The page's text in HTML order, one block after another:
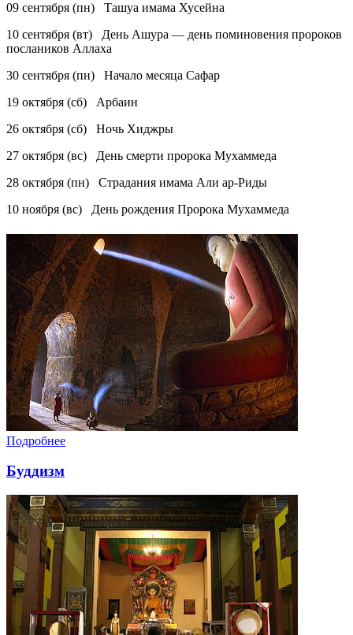
09 сентября (пн) Ташуа имама Хусейна
10 сентября (вт) День Ашура — день поминовения пророков
послаников Аллаха
30 сентября (пн) Начало месяца Сафар
19 октября (сб) Арбаин
26 октября (сб) Ночь Хиджры
27 октября (вс) День смерти пророка Мухаммеда
28 октября (пн) Страдания имама Али ар-Риды
10 ноября (вс) День рождения Пророка Мухаммеда
Подробнее
Буддизм